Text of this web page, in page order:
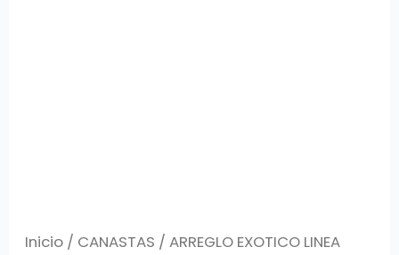
Inicio / CANASTAS / ARREGLO EXOTICO LINEA